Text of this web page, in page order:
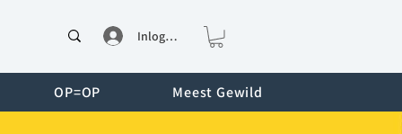
Inloggen
OP=OP Meest Gewild